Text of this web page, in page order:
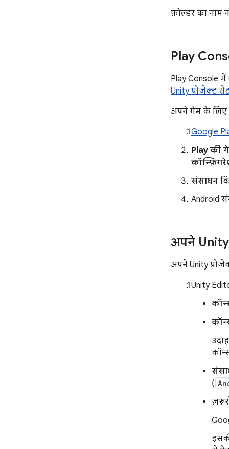
फ़ोल्डर का नाम
Play
Play Console
Unity प्रोजेक्ट
अपने गेम के लिए
Google
Play की
संसाधन
Android
अपने Unity
अपने Unity
Unity
(